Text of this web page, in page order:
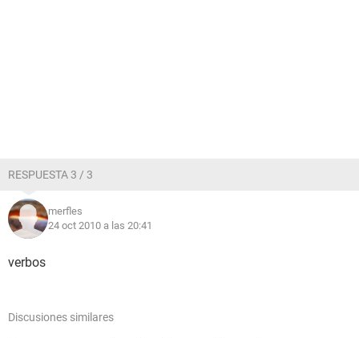
RESPUESTA 3 / 3
merfles
24 oct 2010 a las 20:41
verbos
Discusiones similares